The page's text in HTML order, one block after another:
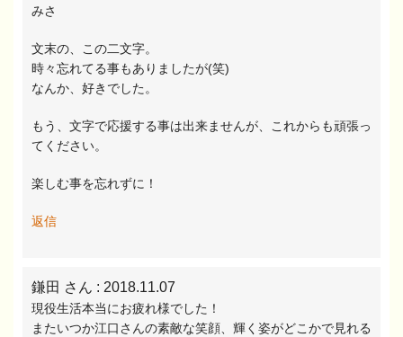
みさ
文末の、この二文字。
時々忘れてる事もありましたが(笑)
なんか、好きでした。
もう、文字で応援する事は出来ませんが、これからも頑張っ
てください。
楽しむ事を忘れずに！
返信
鎌田 さん : 2018.11.07
現役生活本当にお疲れ様でした！
またいつか江口さんの素敵な笑顔、輝く姿がどこかで見れる